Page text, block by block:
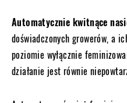
Automatycznie kwitnące
doświadczonych growerów, a
poziomie wyłącznie
działanie jest równie